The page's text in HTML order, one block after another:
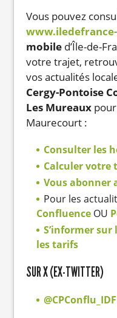
Vous pouvez
mobiled’Île-de-
votre trajet,
vos actualités
Cergy-Pontoise
Les Mureauxpour
Maurecourt :
Consulter les
Calculer votre
Vous abonner
Pour les
ConfluenceOU
S’informer
les tarifs
SUR X (EX-TWITTER)